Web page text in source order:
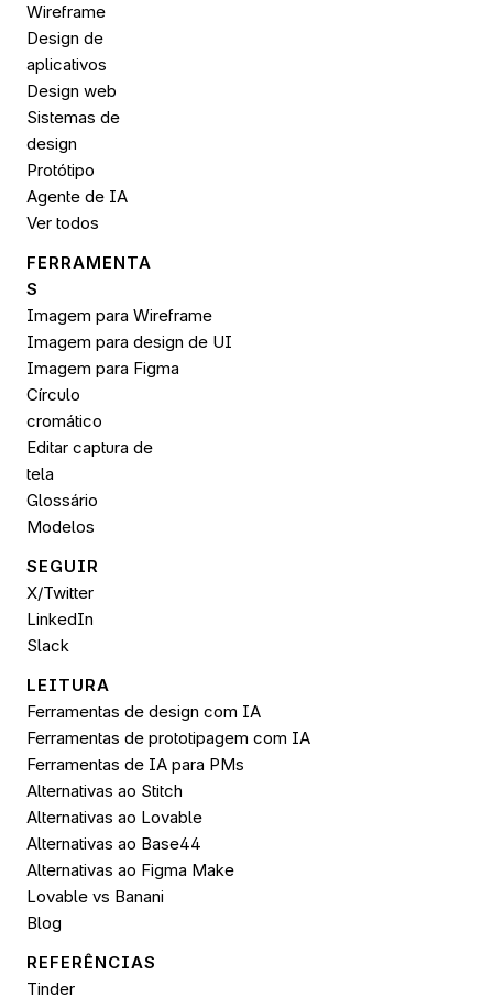
Wireframe
Design de
aplicativos
Design web
Sistemas de
design
Protótipo
Agente de IA
Ver todos
FERRAMENTA
S
Imagem para Wireframe
Imagem para design de UI
Imagem para Figma
Círculo
cromático
Editar captura de
tela
Glossário
Modelos
SEGUIR
X/Twitter
LinkedIn
Slack
LEITURA
Ferramentas de design com IA
Ferramentas de prototipagem com IA
Ferramentas de IA para PMs
Alternativas ao Stitch
Alternativas ao Lovable
Alternativas ao Base44
Alternativas ao Figma Make
Lovable vs Banani
Blog
REFERÊNCIAS
Tinder